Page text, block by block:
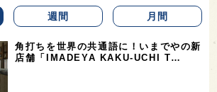
週間 月間
角打ちを世界の共通語に！いまでやの新
店舗「IMADEYA KAKU-UCHI T…